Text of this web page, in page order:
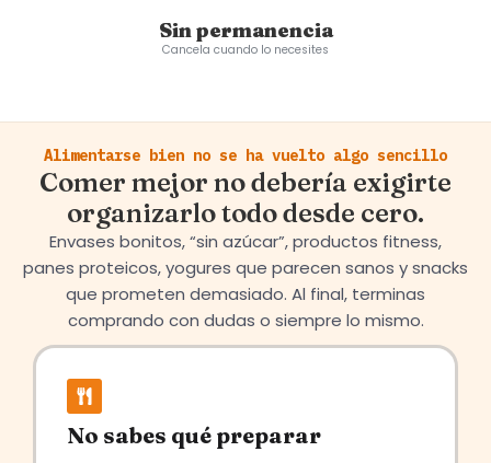
Sin permanencia
Cancela cuando lo necesites
Alimentarse bien no se ha vuelto algo sencillo
Comer mejor no debería exigirte
organizarlo todo desde cero.
Envases bonitos, “sin azúcar”, productos fitness,
panes proteicos, yogures que parecen sanos y snacks
que prometen demasiado. Al final, terminas
comprando con dudas o siempre lo mismo.
No sabes qué preparar